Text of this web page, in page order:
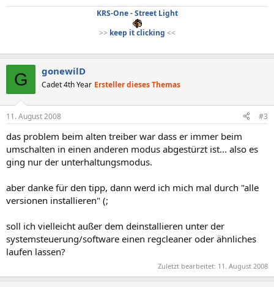
KRS-One - Street Light
>> keep it clicking <<
G gonewilD
Cadet 4th Year Ersteller dieses Themas
11. August 2008 #3
das problem beim alten treiber war dass er immer beim
umschalten in einen anderen modus abgestürzt ist... also es
ging nur der unterhaltungsmodus.
aber danke für den tipp, dann werd ich mich mal durch "alle
versionen installieren" (;
soll ich vielleicht außer dem deinstallieren unter der
systemsteuerung/software einen regcleaner oder ähnliches
laufen lassen?
Zuletzt bearbeitet: 11. August 2008